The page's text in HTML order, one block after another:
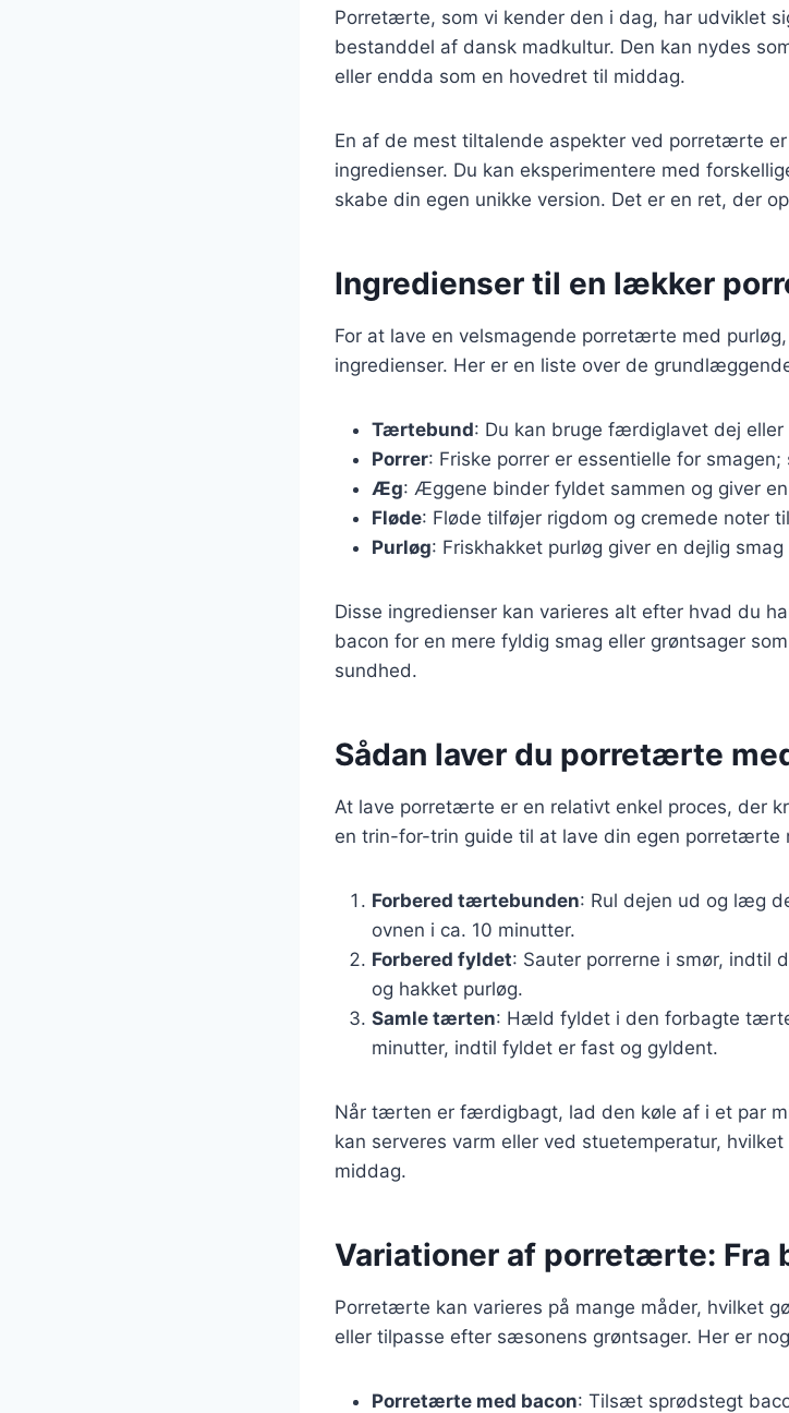
Porretærte, som vi kender den i dag, har udviklet
bestanddel af dansk madkultur. Den kan nydes
eller endda som en hovedret til middag.
En af de mest tiltalende aspekter ved porretærte
ingredienser. Du kan eksperimentere med
skabe din egen unikke version. Det er en ret, der
Ingredienser til en lækker
For at lave en velsmagende porretærte med
ingredienser. Her er en liste over de
Tærtebund: Du kan bruge færdiglavet dej
Porrer: Friske porrer er essentielle for
Æg: Æggene binder fyldet sammen og giver
Fløde: Fløde tilføjer rigdom og cremede noter
Purløg: Friskhakket purløg giver en dejlig smag
Disse ingredienser kan varieres alt efter hvad du
bacon for en mere fyldig smag eller grøntsager
sundhed.
Sådan laver du porretærte
At lave porretærte er en relativt enkel proces, der
en trin-for-trin guide til at lave din egen porretærte
Forbered tærtebunden: Rul dejen ud og læg
ovnen i ca. 10 minutter.
Forbered fyldet: Sauter porrerne i smør,
og hakket purløg.
Samle tærten: Hæld fyldet i den forbagte
minutter, indtil fyldet er fast og gyldent.
Når tærten er færdigbagt, lad den køle af i et par
kan serveres varm eller ved stuetemperatur,
middag.
Variationer af porretærte: Fra
Porretærte kan varieres på mange måder, hvilket
eller tilpasse efter sæsonens grøntsager. Her er
Porretærte med bacon: Tilsæt sprødstegt